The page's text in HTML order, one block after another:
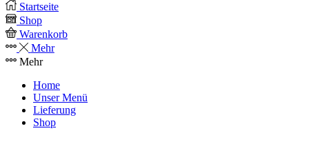
Startseite
Shop
Warenkorb
Mehr
Mehr
Home
Unser Menü
Lieferung
Shop